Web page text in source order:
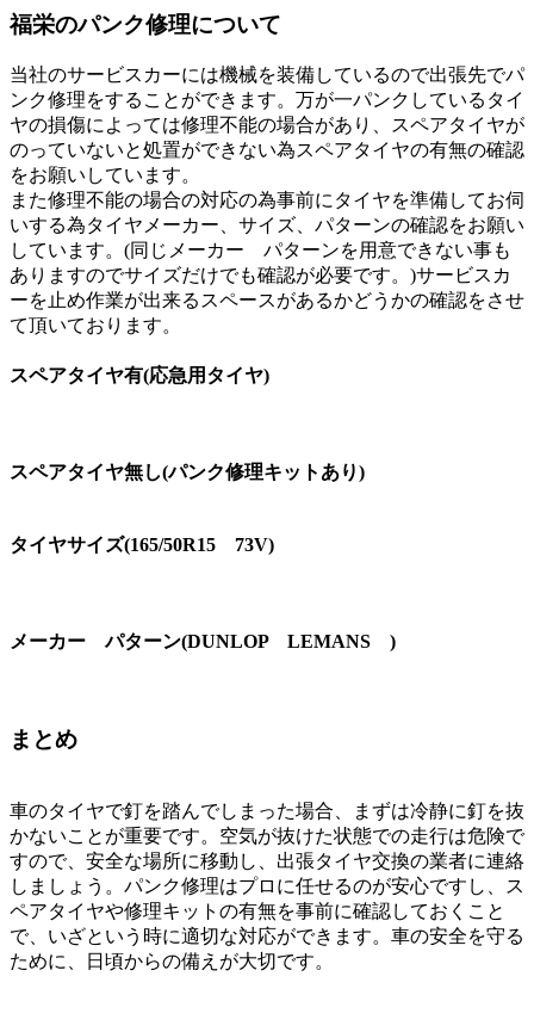
福栄のパンク修理について
当社のサービスカーには機械を装備しているので出張先でパ
ンク修理をすることができます。万が一パンクしているタイ
ヤの損傷によっては修理不能の場合があり、スペアタイヤが
のっていないと処置ができない為スペアタイヤの有無の確認
をお願いしています。
また修理不能の場合の対応の為事前にタイヤを準備してお伺
いする為タイヤメーカー、サイズ、パターンの確認をお願い
しています。(同じメーカー パターンを用意できない事も
ありますのでサイズだけでも確認が必要です。)サービスカ
ーを止め作業が出来るスペースがあるかどうかの確認をさせ
て頂いております。
スペアタイヤ有(応急用タイヤ)
スペアタイヤ無し(パンク修理キットあり)
タイヤサイズ(165/50R15 73V)
メーカー パターン(DUNLOP LEMANS )
まとめ
車のタイヤで釘を踏んでしまった場合、まずは冷静に釘を抜
かないことが重要です。空気が抜けた状態での走行は危険で
すので、安全な場所に移動し、出張タイヤ交換の業者に連絡
しましょう。パンク修理はプロに任せるのが安心ですし、ス
ペアタイヤや修理キットの有無を事前に確認しておくこと
で、いざという時に適切な対応ができます。車の安全を守る
ために、日頃からの備えが大切です。